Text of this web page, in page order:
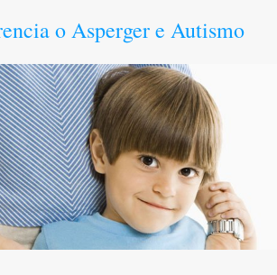
o Asperger e Autismo